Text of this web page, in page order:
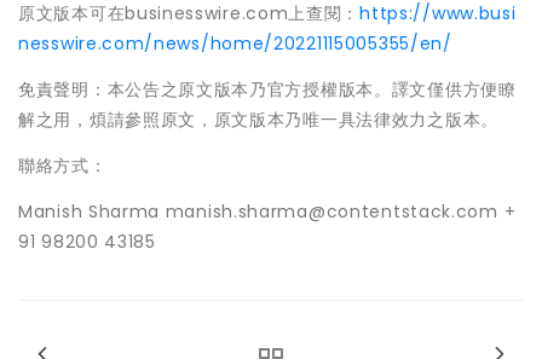
原文版本可在businesswire.com上查閱：https://www.busi
nesswire.com/news/home/20221115005355/en/
免責聲明：本公告之原文版本乃官方授權版本。譯文僅供方便瞭
解之用，煩請參照原文，原文版本乃唯一具法律效力之版本。
聯絡方式：
Manish Sharma manish.sharma@contentstack.com +
91 98200 43185